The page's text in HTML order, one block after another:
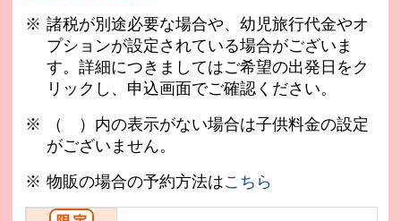
諸税が別途必要な場合や、幼児旅行代金やオ
プションが設定されている場合がございま
す。詳細につきましてはご希望の出発日をク
リックし、申込画面でご確認ください。
（ ）内の表示がない場合は子供料金の設定
がございません。
物販の場合の予約方法はこちら